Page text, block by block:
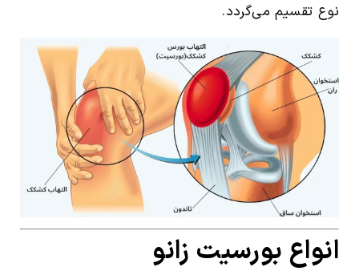
نوع تقسیم می‌گردد.
انواع بورسیت زانو